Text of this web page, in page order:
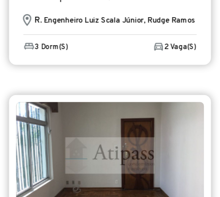
R. Engenheiro Luiz Scala Júnior, Rudge Ramos
3 Dorm(s) 2 Vaga(s)